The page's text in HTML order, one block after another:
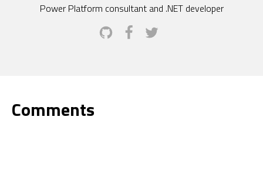
Power Platform consultant and .NET developer
Comments